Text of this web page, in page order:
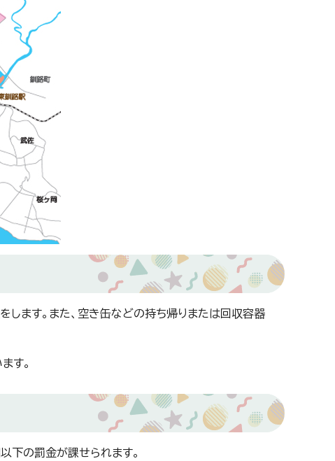
ます。また、空き缶などの持ち帰りまたは回収容器
す。
下の罰金が課せられます。